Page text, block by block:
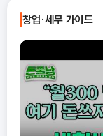
범위에 속합니
혼합하여 조제
창업·세무 가이드